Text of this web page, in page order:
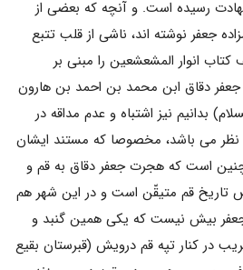
رسیده است. و آنچه که بعضى از
جعفر نوشته اند، ناشى از قلب تتبع
انوار المشعشعین را مبنى بر
جعفر دقاق ابن محمد بن احمد بن هارون
بدانیم نیز اشتباه و عدم مداقه در
نظر می باشد، مخصوصا که مستند ایشان
است که هجرت جعفر دقاق به قم و
تاریخ قم متیقّن است و در این شهر هم
جعفر بیش نیست که یکى همین گنبد و
در کنار تپه قم درویش (قبرستان بقیع